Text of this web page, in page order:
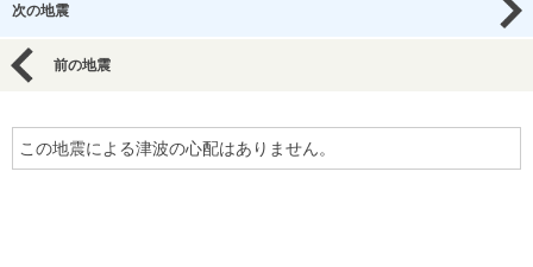
次の地震
前の地震
この地震による津波の心配はありません。